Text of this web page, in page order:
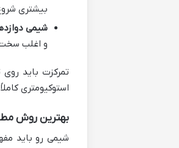
بیشتری
شیمی
و اغلب
تمرکزت باید
استوکیومتری
بهترین روش
شیمی رو باید